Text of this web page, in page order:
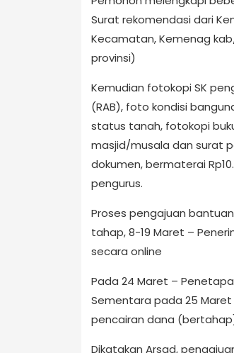
Surat rekomendasi dari
Kecamatan, Kemenag
provinsi)
Kemudian fotokopi SK
(RAB), foto kondisi
status tanah, fotokopi
masjid/musala dan surat
dokumen, bermaterai
pengurus.
Proses pengajuan
tahap, 8-19 Maret –
secara online
Pada 24 Maret –
Sementara pada 25 Maret
pencairan dana
Dikatakan Arsad,